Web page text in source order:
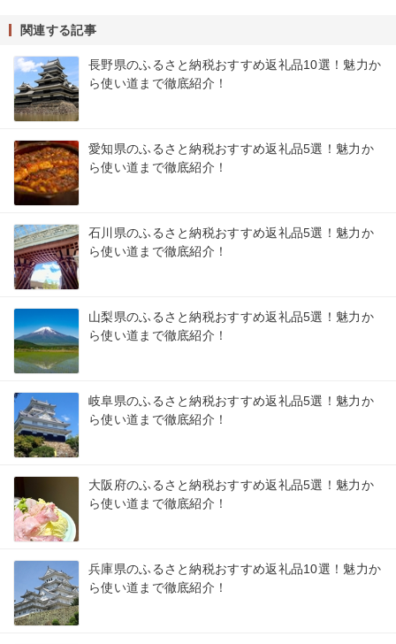
関連する記事
長野県のふるさと納税おすすめ返礼品10選！魅力か
ら使い道まで徹底紹介！
愛知県のふるさと納税おすすめ返礼品5選！魅力か
ら使い道まで徹底紹介！
石川県のふるさと納税おすすめ返礼品5選！魅力か
ら使い道まで徹底紹介！
山梨県のふるさと納税おすすめ返礼品5選！魅力か
ら使い道まで徹底紹介！
岐阜県のふるさと納税おすすめ返礼品5選！魅力か
ら使い道まで徹底紹介！
大阪府のふるさと納税おすすめ返礼品5選！魅力か
ら使い道まで徹底紹介！
兵庫県のふるさと納税おすすめ返礼品10選！魅力か
ら使い道まで徹底紹介！